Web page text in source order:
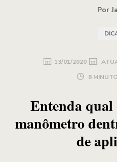
Por
13/01/2020
8
Entenda qual
manômetro
de